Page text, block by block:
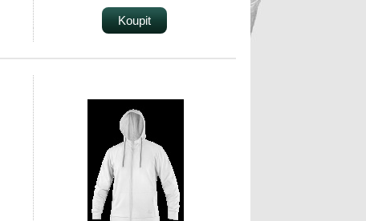
a pružnost, rozměrovou stálost a
omezuje žmolkovatění. Použití v práci i
pro volný čas.
Koupit